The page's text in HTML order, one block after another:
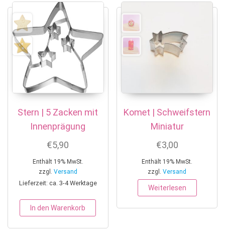
Stern | 5 Zacken mit
Innenprägung
€5,90
Enthält 19% MwSt.
zzgl. Versand
Lieferzeit: ca. 3-4 Werktage
In den Warenkorb
Komet | Schweifstern
Miniatur
€3,00
Enthält 19% MwSt.
zzgl.Versand
Weiterlesen